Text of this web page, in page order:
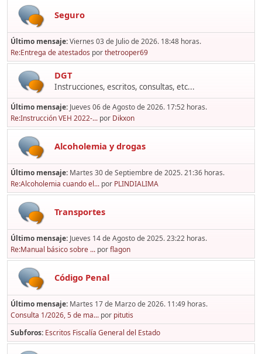
Seguro
Último mensaje:Viernes 03 de Julio de 2026. 18:48 horas.
Re:Entrega de atestados porthetrooper69
DGT
Instrucciones, escritos, consultas, etc...
Último mensaje: Jueves 06 de Agosto de 2026. 17:52 horas.
Re:Instrucción VEH 2022-... por Dikxon
Alcoholemia y drogas
Último mensaje: Martes 30 de Septiembre de 2025. 21:36 horas.
Re:Alcoholemia cuando el... por PLINDIALIMA
Transportes
Último mensaje: Jueves 14 de Agosto de 2025. 23:22 horas.
Re:Manual básico sobre ... porflagon
Código Penal
Último mensaje: Martes 17 de Marzo de 2026. 11:49 horas.
Consulta 1/2026, 5 de ma... por pitutis
Subforos Escritos Fiscalía General del Estado